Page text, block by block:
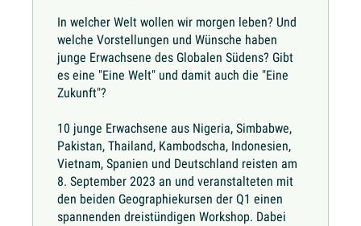
In welcher Welt wollen wir morgen leben? Und
welche Vorstellungen und Wünsche haben
junge Erwachsene des Globalen Südens? Gibt
es eine "Eine Welt" und damit auch die "Eine
Zukunft"?
10 junge Erwachsene aus Nigeria, Simbabwe,
Pakistan, Thailand, Kambodscha, Indonesien,
Vietnam, Spanien und Deutschland reisten am
8. September 2023 an und veranstalteten mit
den beiden Geographiekursen der Q1 einen
spannenden dreistündigen Workshop. Dabei